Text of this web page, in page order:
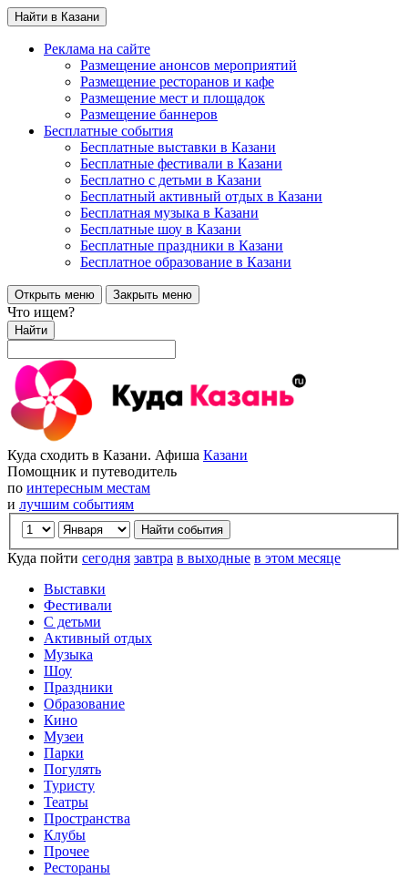
Найти в Казани
Реклама на сайте
Размещение анонсов мероприятий
Размещение ресторанов и кафе
Размещение мест и площадок
Размещение баннеров
Бесплатные события
Бесплатные выставки в Казани
Бесплатные фестивали в Казани
Бесплатно с детьми в Казани
Бесплатный активный отдых в Казани
Бесплатная музыка в Казани
Бесплатные шоу в Казани
Бесплатные праздники в Казани
Бесплатное образование в Казани
Открыть меню Закрыть меню
Что ищем?
Найти
Куда сходить в Казани. Афиша Казани
Помощник и путеводитель
по интересным местам
и лучшим событиям
Куда пойти сегодня завтра в выходные в этом месяце
Выставки
Фестивали
С детьми
Активный отдых
Музыка
Шоу
Праздники
Образование
Кино
Музеи
Парки
Погулять
Туристу
Театры
Пространства
Клубы
Прочее
Рестораны